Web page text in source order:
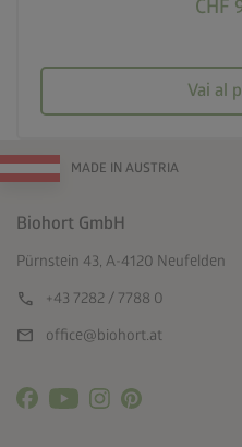
CHF
Vai al
MADE IN AUSTRIA
Biohort GmbH
Pürnstein 43, A-4120 Neufelden
call +43 7282 / 7788 0
mail office@biohort.at